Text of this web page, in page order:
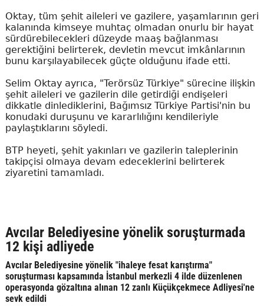
Oktay, tüm şehit aileleri ve gazilere, yaşamlarının geri
kalanında kimseye muhtaç olmadan onurlu bir hayat
sürdürebilecekleri düzeyde maaş bağlanması
gerektiğini belirterek, devletin mevcut imkânlarının
bunu karşılayabilecek güçte olduğunu ifade etti.
Selim Oktay ayrıca, "Terörsüz Türkiye" sürecine ilişkin
şehit aileleri ve gazilerin dile getirdiği endişeleri
dikkatle dinlediklerini, Bağımsız Türkiye Partisi'nin bu
konudaki duruşunu ve kararlılığını kendileriyle
paylaştıklarını söyledi.
BTP heyeti, şehit yakınları ve gazilerin taleplerinin
takipçisi olmaya devam edeceklerini belirterek
ziyaretini tamamladı.
Avcılar Belediyesine yönelik soruşturmada
12 kişi adliyede
Avcılar Belediyesine yönelik "ihaleye fesat karıştırma"
soruşturması kapsamında İstanbul merkezli 4 ilde düzenlenen
operasyonda gözaltına alınan 12 zanlı Küçükçekmece Adliyesi'ne
sevk edildi